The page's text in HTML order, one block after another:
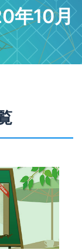
年10月